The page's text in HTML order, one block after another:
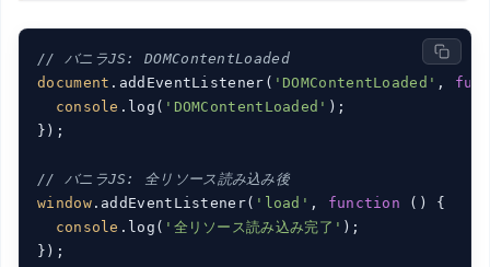
// バニラJS: DOMContentLoaded
document .addEventListener( 'DOMContentLoaded' ,
console .log( 'DOMContentLoaded' );
});
// バニラJS: 全リソース読み込み後
window.addEventListener( 'load' , function ( ) {
console .log( '全リソース読み込み完了' );
});